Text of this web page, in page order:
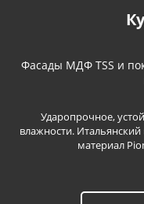
Фасады МДФ TSS и
Ударопрочное,
влажности.
материал